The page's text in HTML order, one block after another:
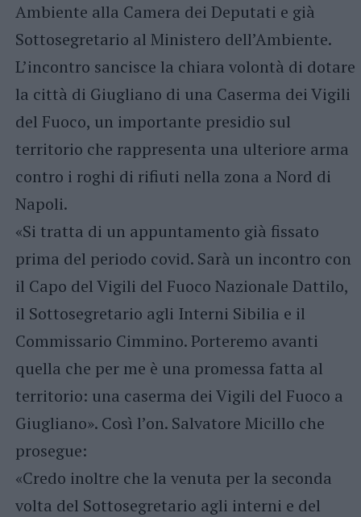
Ambiente alla Camera dei Deputati e già
Sottosegretario al Ministero dell’Ambiente.
L’incontro sancisce la chiara volontà di dotare
la città di Giugliano di una Caserma dei Vigili
del Fuoco, un importante presidio sul
territorio che rappresenta una ulteriore arma
contro i roghi di rifiuti nella zona a Nord di
Napoli.
«Si tratta di un appuntamento già fissato
prima del periodo covid. Sarà un incontro con
il Capo del Vigili del Fuoco Nazionale Dattilo,
il Sottosegretario agli Interni Sibilia e il
Commissario Cimmino. Porteremo avanti
quella che per me è una promessa fatta al
territorio: una caserma dei Vigili del Fuoco a
Giugliano». Così l’on. Salvatore Micillo che
prosegue:
«Credo inoltre che la venuta per la seconda
volta del Sottosegretario agli interni e del